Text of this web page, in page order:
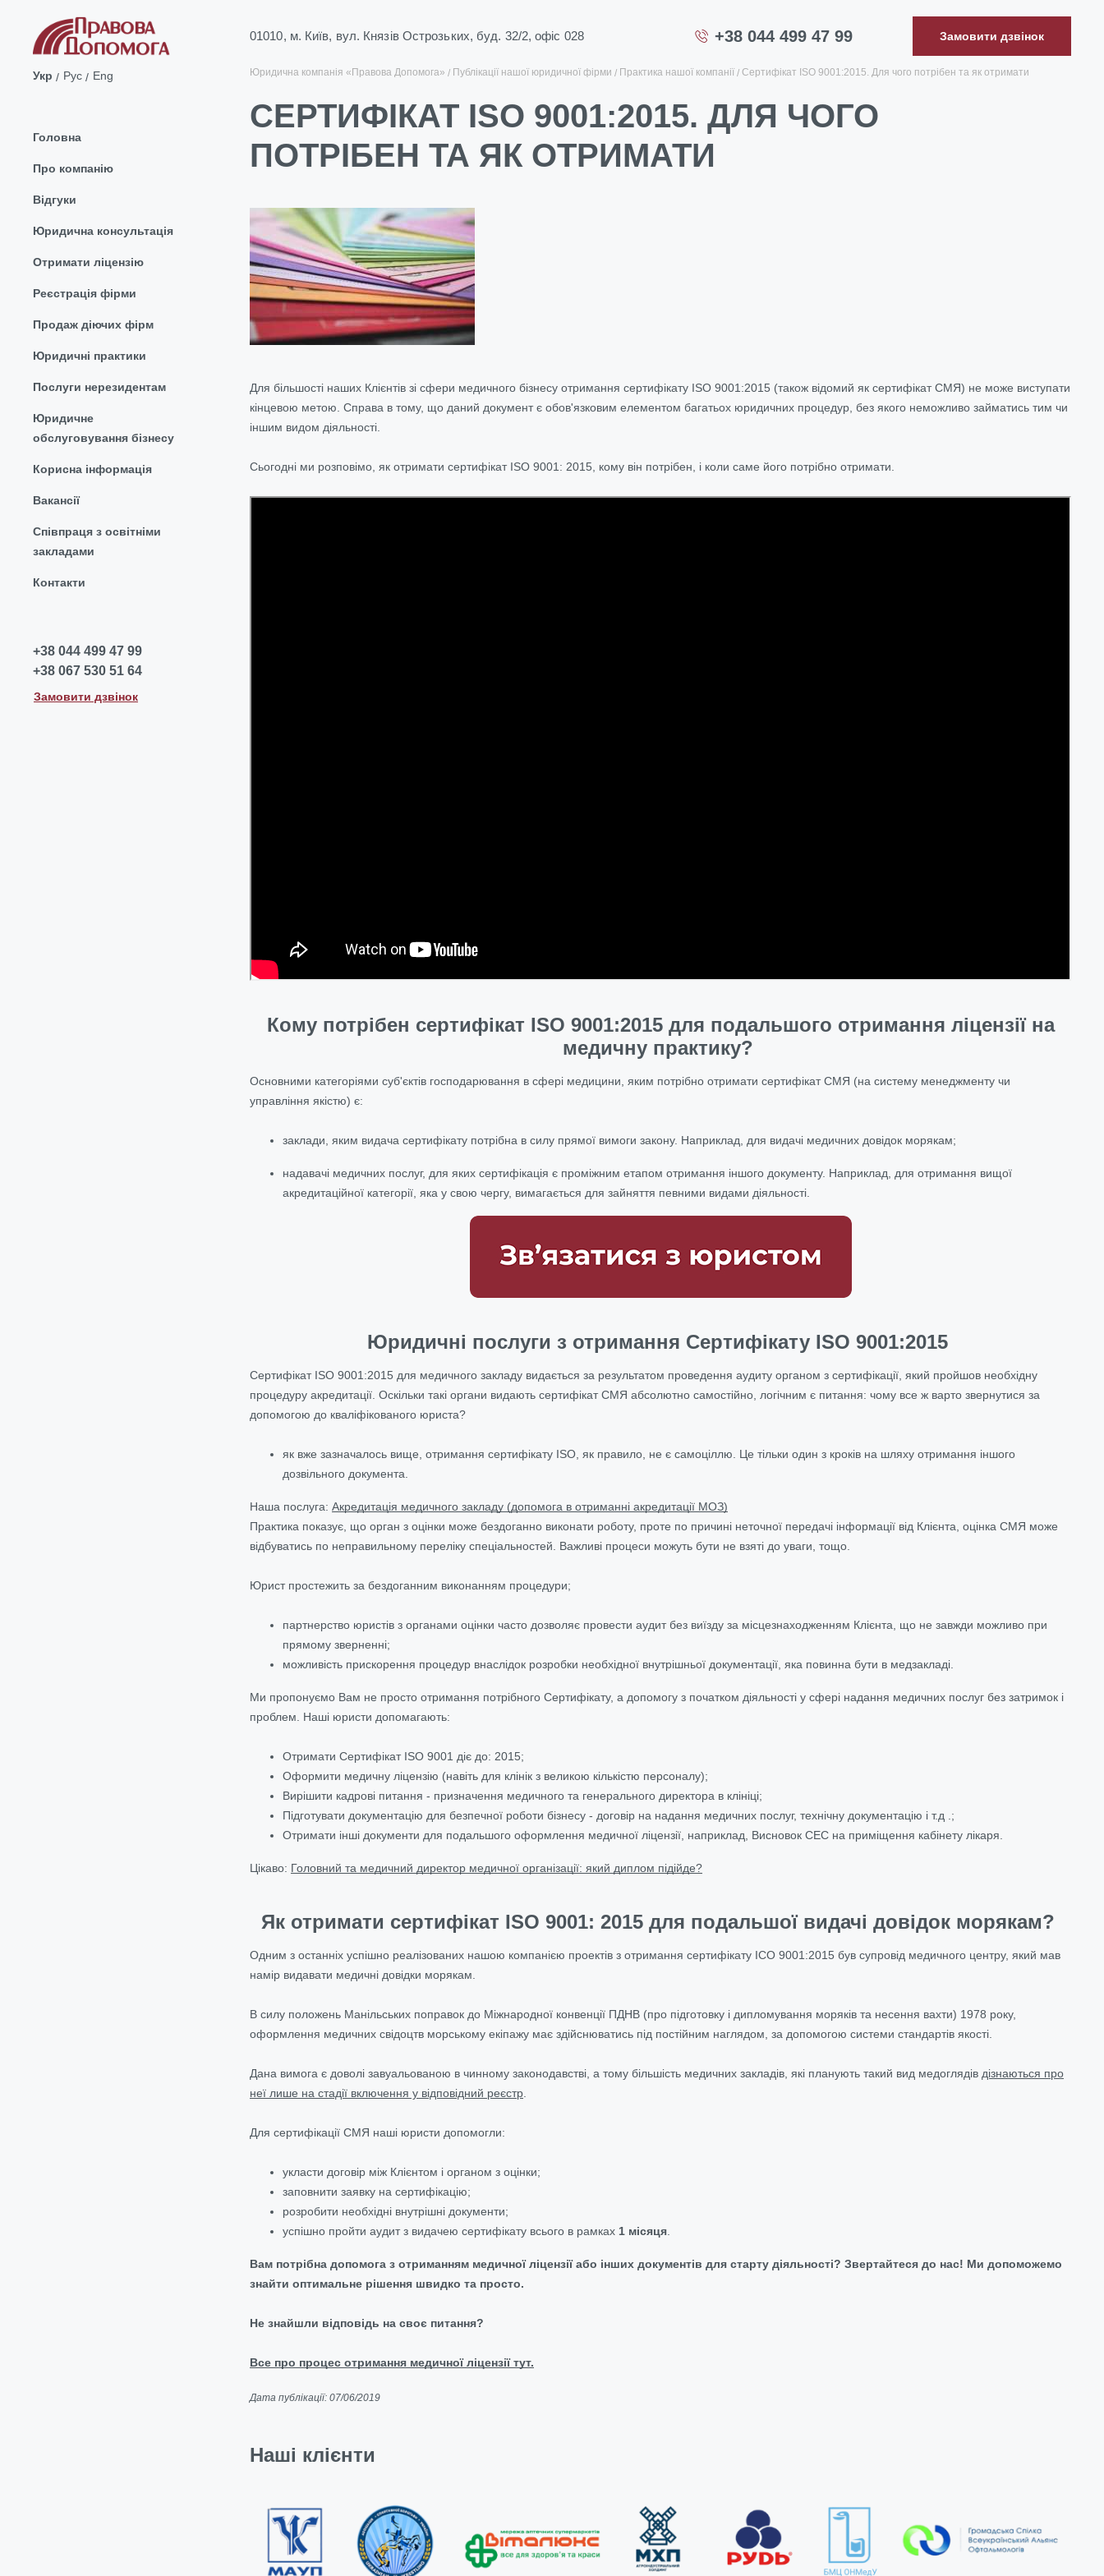
01010, м. Київ, вул. Князів Острозьких, буд. 32/2, офіс 028 +38 044 499 47 99 Замовити дзвінок
Укр Рус Eng
Головна
Про компанію
Відгуки
Юридична консультація
Отримати ліцензію
Реєстрація фірми
Продаж діючих фірм
Юридичні практики
Послуги нерезидентам
Юридичне
обслуговування бізнесу
Корисна інформація
Вакансії
Співпраця з освітніми
закладами
Контакти
+38 044 499 47 99
+38 067 530 51 64
Замовити дзвінок
Юридична компанія «Правова Допомога» Публікації нашої юридичної фірми Практика нашої компанії Сертифікат ISO 9001:2015. Для чого потрібен та як отримати
СЕРТИФІКАТ ISO 9001:2015. ДЛЯ ЧОГО
ПОТРІБЕН ТА ЯК ОТРИМАТИ
Для більшості наших Клієнтів зі сфери медичного бізнесу отримання сертифікату ISO 9001:2015 (також відомий як сертифікат СМЯ) не може виступати
кінцевою метою. Справа в тому, що даний документ є обов'язковим елементом багатьох юридичних процедур, без якого неможливо займатись тим чи
іншим видом діяльності.
Сьогодні ми розповімо, як отримати сертифікат ISO 9001: 2015, кому він потрібен, і коли саме його потрібно отримати.
Кому потрібен сертифікат ISO 9001:2015 для подальшого отримання ліцензії на
медичну практику?
Основними категоріями суб'єктів господарювання в сфері медицини, яким потрібно отримати сертифікат СМЯ (на систему менеджменту чи
управління якістю) є:
заклади, яким видача сертифікату потрібна в силу прямої вимоги закону. Наприклад, для видачі медичних довідок морякам;
надавачі медичних послуг, для яких сертифікація є проміжним етапом отримання іншого документу. Наприклад, для отримання вищої
акредитаційної категорії, яка у свою чергу, вимагається для зайняття певними видами діяльності.
Юридичні послуги з отримання Сертифікату ISO 9001:2015
Сертифікат ISO 9001:2015 для медичного закладу видається за результатом проведення аудиту органом з сертифікації, який пройшов необхідну
процедуру акредитації. Оскільки такі органи видають сертифікат СМЯ абсолютно самостійно, логічним є питання: чому все ж варто звернутися за
допомогою до кваліфікованого юриста?
як вже зазначалось вище, отримання сертифікату ISO, як правило, не є самоціллю. Це тільки один з кроків на шляху отримання іншого
дозвільного документа.
Наша послуга: Акредитація медичного закладу (допомога в отриманні акредитації МОЗ)
Практика показує, що орган з оцінки може бездоганно виконати роботу, проте по причині неточної передачі інформації від Клієнта, оцінка СМЯ може
відбуватись по неправильному переліку спеціальностей. Важливі процеси можуть бути не взяті до уваги, тощо.
Юрист простежить за бездоганним виконанням процедури;
партнерство юристів з органами оцінки часто дозволяє провести аудит без виїзду за місцезнаходженням Клієнта, що не завжди можливо при
прямому зверненні;
можливість прискорення процедур внаслідок розробки необхідної внутрішньої документації, яка повинна бути в медзакладі.
Ми пропонуємо Вам не просто отримання потрібного Сертифікату, а допомогу з початком діяльності у сфері надання медичних послуг без затримок і
проблем. Наші юристи допомагають:
Отримати Сертифікат ISO 9001 діє до: 2015;
Оформити медичну ліцензію (навіть для клінік з великою кількістю персоналу);
Вирішити кадрові питання - призначення медичного та генерального директора в клініці;
Підготувати документацію для безпечної роботи бізнесу - договір на надання медичних послуг, технічну документацію і т.д .;
Отримати інші документи для подальшого оформлення медичної ліцензії, наприклад, Висновок СЕС на приміщення кабінету лікаря.
Цікаво: Головний та медичний директор медичної організації: який диплом підійде?
Як отримати сертифікат ISO 9001: 2015 для подальшої видачі довідок морякам?
Одним з останніх успішно реалізованих нашою компанією проектів з отримання сертифікату ІСО 9001:2015 був супровід медичного центру, який мав
намір видавати медичні довідки морякам.
В силу положень Манільських поправок до Міжнародної конвенції ПДНВ (про підготовку і дипломування моряків та несення вахти) 1978 року,
оформлення медичних свідоцтв морському екіпажу має здійснюватись під постійним наглядом, за допомогою системи стандартів якості.
Дана вимога є доволі завуальованою в чинному законодавстві, а тому більшість медичних закладів, які планують такий вид медоглядів дізнаються про
неї лише на стадії включення у відповідний реєстр
Для сертифікації СМЯ наші юристи допомогли:
укласти договір між Клієнтом і органом з оцінки;
заповнити заявку на сертифікацію;
розробити необхідні внутрішні документи;
успішно пройти аудит з видачею сертифікату всього в рамках 1 місяця
Вам потрібна допомога з отриманням медичної ліцензії або інших документів для старту діяльності? Звертайтеся до нас! Ми допоможемо
знайти оптимальне рішення швидко та просто.
Не знайшли відповідь на своє питання?
Все про процес отримання медичної ліцензії тут.
Дата публікації: 07/06/2019
Наші клієнти